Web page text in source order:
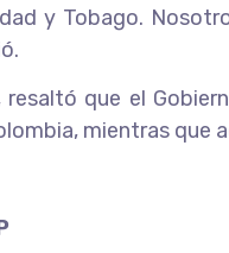
y Tobago.
resaltó que el
mientras que